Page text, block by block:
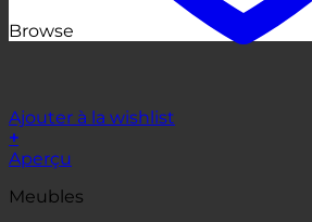
Browse
Ajouter à la wishlist
+
Aperçu
Meubles